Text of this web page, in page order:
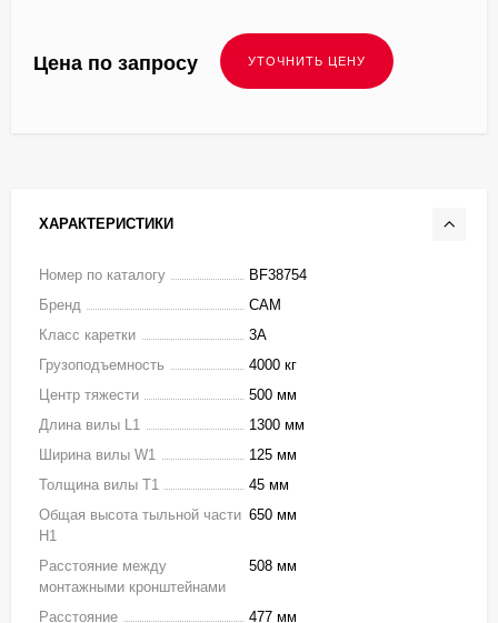
Цена по запросу
ХАРАКТЕРИСТИКИ
Номер по каталогу
BF38754
Бренд
CAM
Класс каретки
3A
Грузоподъемность
4000 кг
Центр тяжести
500 мм
Длина вилы L1
1300 мм
Ширина вилы W1
125 мм
Толщина вилы T1
45 мм
Общая высота тыльной части
H1
650 мм
Расстояние между
монтажными кронштейнами
508 мм
Расстояние
477 мм